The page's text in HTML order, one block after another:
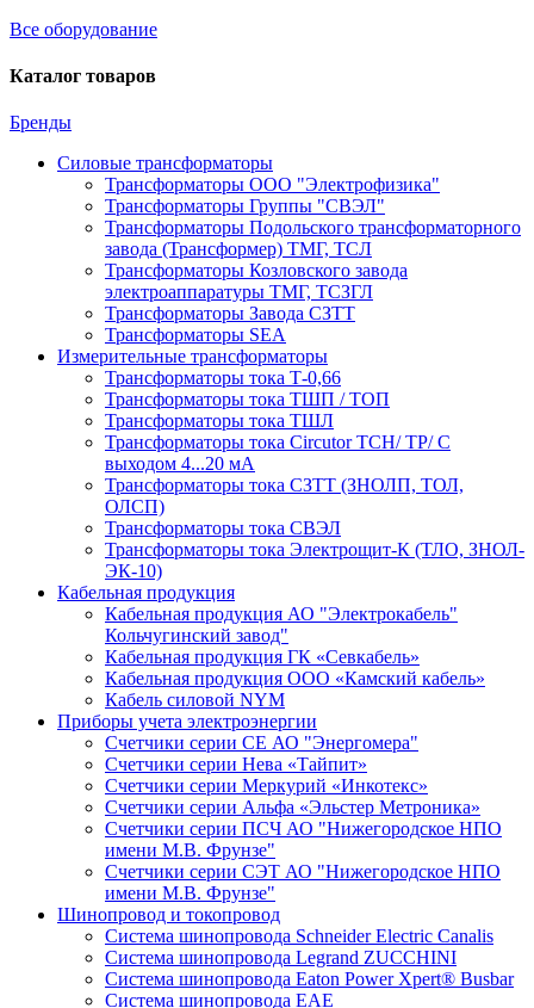
Все оборудование
Каталог товаров
Бренды
Силовые трансформаторы
Трансформаторы ООО "Электрофизика"
Трансформаторы Группы "СВЭЛ"
Трансформаторы Подольского трансформаторного
завода (Трансформер) ТМГ, ТСЛ
Трансформаторы Козловского завода
электроаппаратуры ТМГ, ТСЗГЛ
Трансформаторы Завода СЗТТ
Трансформаторы SEA
Измерительные трансформаторы
Трансформаторы тока Т-0,66
Трансформаторы тока ТШП / ТОП
Трансформаторы тока ТШЛ
Трансформаторы тока Circutor TCH/ TP/ С
выходом 4...20 мА
Трансформаторы тока СЗТТ (ЗНОЛП, ТОЛ,
ОЛСП)
Трансформаторы тока СВЭЛ
Трансформаторы тока Электрощит-К (ТЛО, ЗНОЛ-
ЭК-10)
Кабельная продукция
Кабельная продукция АО "Электрокабель"
Кольчугинский завод"
Кабельная продукция ГК «Севкабель»
Кабельная продукция ООО «Камский кабель»
Кабель силовой NYM
Приборы учета электроэнергии
Счетчики серии СЕ АО "Энергомера"
Счетчики серии Нева «Тайпит»
Счетчики серии Меркурий «Инкотекс»
Счетчики серии Альфа «Эльстер Метроника»
Счетчики серии ПСЧ АО "Нижегородское НПО
имени М.В. Фрунзе"
Счетчики серии СЭТ АО "Нижегородское НПО
имени М.В. Фрунзе"
Шинопровод и токопровод
Система шинопровода Schneider Electric Canalis
Система шинопровода Legrand ZUCCHINI
Система шинопровода Eaton Power Xpert® Busbar
Система шинопровода EAE